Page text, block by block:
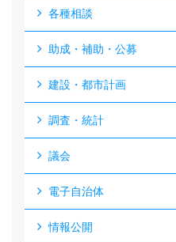
各種相談
助成・補助・公募
建設・都市計画
調査・統計
議会
電子自治体
情報公開